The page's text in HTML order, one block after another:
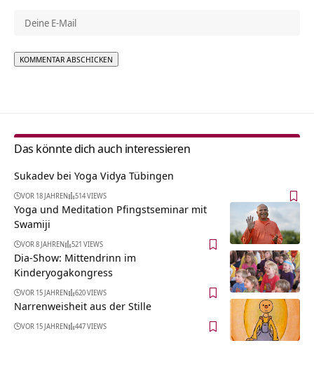
Das könnte dich auch interessieren
Sukadev bei Yoga Vidya Tübingen
VOR 18 JAHREN 514 VIEWS
Yoga und Meditation Pfingstseminar mit
Swamiji
VOR 8 JAHREN 521 VIEWS
Dia-Show: Mittendrinn im
Kinderyogakongress
VOR 15 JAHREN 620 VIEWS
Narrenweisheit aus der Stille
VOR 15 JAHREN 447 VIEWS